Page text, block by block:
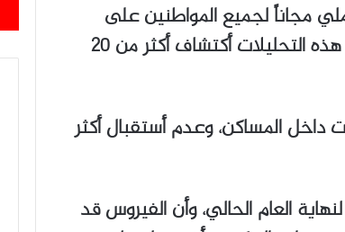
مجاناً لجميع المواطنين على
نطاق واسع، للإستدلال على مدى أنتشار المرض، وأظهرت هذه التحليلات أكتشاف أكثر من 20
داخل المساكن، وعدم أستقبال أكثر
العام الحالي، وأن الفيروس قد